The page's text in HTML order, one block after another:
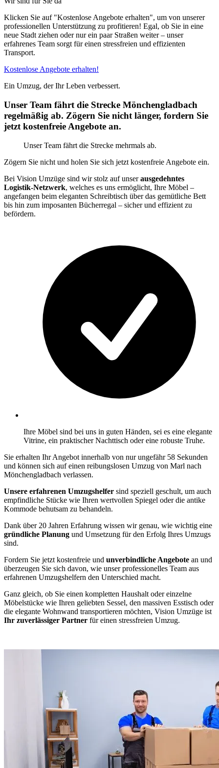
Klicken Sie auf "Kostenlose Angebote erhalten", um von unserer
professionellen Unterstützung zu profitieren! Egal, ob Sie in eine
neue Stadt ziehen oder nur ein paar Straßen weiter – unser
erfahrenes Team sorgt für einen stressfreien und effizienten
Transport.
Kostenlose Angebote erhalten!
Ein Umzug, der Ihr Leben verbessert.
Unser Team fährt die Strecke Mönchengladbach
regelmäßig ab. Zögern Sie nicht länger, fordern Sie
jetzt kostenfreie Angebote an.
Unser Team fährt die Strecke mehrmals ab.
Zögern Sie nicht und holen Sie sich jetzt kostenfreie Angebote ein.
Bei Vision Umzüge sind wir stolz auf unserausgedehntes
Logistik-Netzwerk, welches es uns ermöglicht, Ihre Möbel –
angefangen beim eleganten Schreibtisch über das gemütliche Bett
bis hin zum imposanten Bücherregal – sicher und effizient zu
befördern.
Ihre Möbel sind bei uns in guten Händen, sei es eine elegante
Vitrine, ein praktischer Nachttisch oder eine robuste Truhe.
Sie erhalten Ihr Angebot innerhalb von nur ungefähr 58 Sekunden
und können sich auf einen reibungslosen Umzug von Marl nach
Mönchengladbach verlassen.
Unsere erfahrenen Umzugshelfer sind speziell geschult, um auch
empfindliche Stücke wie Ihren wertvollen Spiegel oder die antike
Kommode behutsam zu behandeln.
Dank über 20 Jahren Erfahrung wissen wir genau, wie wichtig eine
gründliche Planung und Umsetzung für den Erfolg Ihres Umzugs
sind.
Fordern Sie jetzt kostenfreie und unverbindliche Angebote an und
überzeugen Sie sich davon, wie unser professionelles Team aus
erfahrenen Umzugshelfern den Unterschied macht.
Ganz gleich, ob Sie einen kompletten Haushalt oder einzelne
Möbelstücke wie Ihren geliebten Sessel, den massiven Esstisch oder
die elegante Wohnwand transportieren möchten, Vision Umzüge ist
Ihr zuverlässiger Partner für einen stressfreien Umzug.